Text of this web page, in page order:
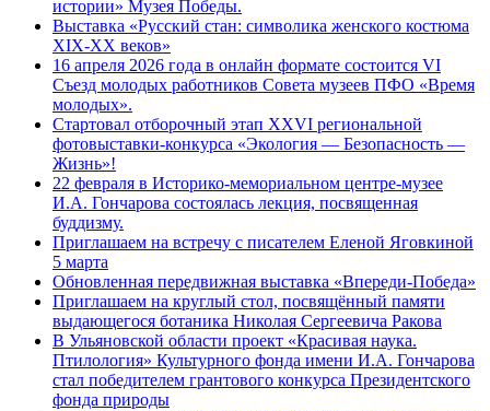
истории» Музея Победы.
Выставка «Русский стан: символика женского костюма
XIX-XX веков»
16 апреля 2026 года в онлайн формате состоится VI
Съезд молодых работников Совета музеев ПФО «Время
молодых».
Стартовал отборочный этап XXVI региональной
фотовыставки-конкурса «Экология — Безопасность —
Жизнь»!
22 февраля в Историко-мемориальном центре-музее
И.А. Гончарова состоялась лекция, посвященная
буддизму.
Приглашаем на встречу с писателем Еленой Яговкиной
5 марта
Обновленная передвижная выставка «Впереди-Победа»
Приглашаем на круглый стол, посвящённый памяти
выдающегося ботаника Николая Сергеевича Ракова
В Ульяновской области проект «Красивая наука.
Птилология» Культурного фонда имени И.А. Гончарова
стал победителем грантового конкурса Президентского
фонда природы